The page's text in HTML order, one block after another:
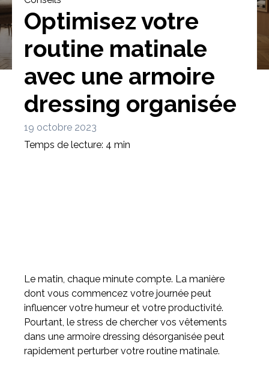
Inspirez-vous du catalogue
Personnalisez nos modèles pour créer le meuble qui vous
ressemble.
Bibliothèque Meuble tv Dressing
Meuble d'angle
Optimisez votre
routine matinale
avec une armoire
dressing organisée
19 octobre 2023
Temps de lecture: 4 min
Le matin, chaque minute compte. La manière
dont vous commencez votre journée peut
influencer votre humeur et votre productivité.
Pourtant, le stress de chercher vos vêtements
dans une armoire dressing désorganisée peut
rapidement perturber votre routine matinale.